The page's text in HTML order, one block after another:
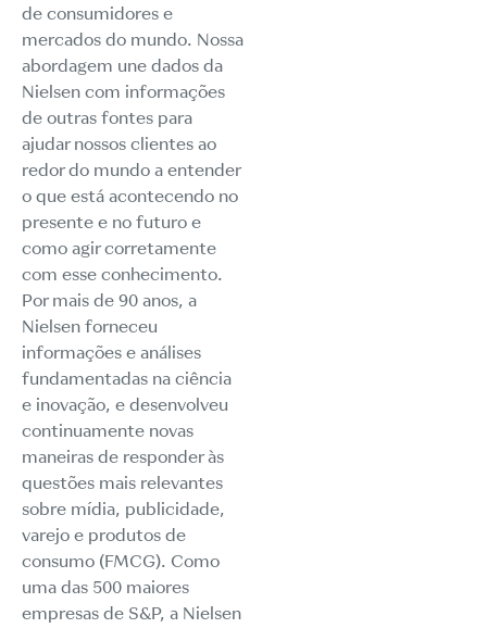
de consumidores e
mercados do mundo. Nossa
abordagem une dados da
Nielsen com informações
de outras fontes para
ajudar nossos clientes ao
redor do mundo a entender
o que está acontecendo no
presente e no futuro e
como agir corretamente
com esse conhecimento.
Por mais de 90 anos, a
Nielsen forneceu
informações e análises
fundamentadas na ciência
e inovação, e desenvolveu
continuamente novas
maneiras de responder às
questões mais relevantes
sobre mídia, publicidade,
varejo e produtos de
consumo (FMCG). Como
uma das 500 maiores
empresas de S&P, a Nielsen